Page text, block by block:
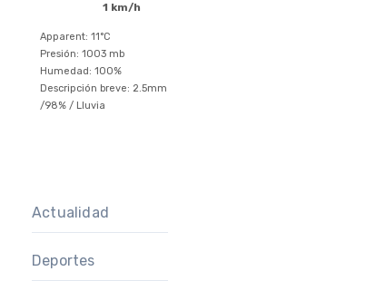
1 km/h
Apparent: 11°C
Presión: 1003 mb
Humedad: 100%
Descripción breve: 2.5mm
/98% / Lluvia
Actualidad
Deportes